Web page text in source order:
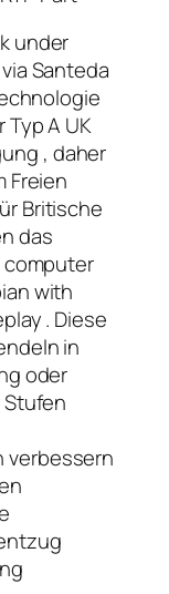
under
Santeda
A UK
, daher
Freien
Britische
das
computer
with
. Diese
in
oder
Stufen
verbessern